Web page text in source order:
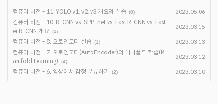
컴퓨터 비전 - 11. YOLO v1, v2, v3 개요와 실습 (0) 2023.05.06
컴퓨터 비전 - 10. R-CNN vs. SPP-net vs. Fast R-CNN vs. Fast
er R-CNN 개요 (4)
2023.03.15
컴퓨터 비전 - 8. 오토인코더 실습 (1) 2023.03.13
컴퓨터 비전 - 7. 오토인코더(AutoEncoder)와 매니폴드 학습(M
anifold Learning)
(4)
2023.03.12
컴퓨터 비전 - 6. 영상에서 감정 분류하기 (2) 2023.03.10